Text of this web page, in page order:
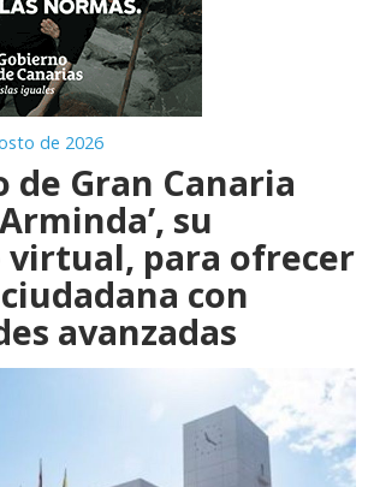
de 2026
de Gran Canaria
su
virtual, para ofrecer
con
avanzadas